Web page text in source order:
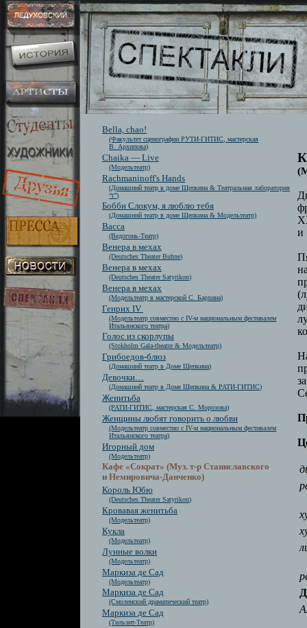
Bella, chao!
(Факультет сценографии РУТИ-ГИТИС, мастерская
В. Архипова)
Chaika — Live
(Модельтеатр)
Rachmaninoff's Hands
(Домашний театр в доме Щепкина & Театральная лаборатория
“t”)
Бобби Слокум, я люблю тебя
(Домашний театр в доме Щепкина & Модельтеатр)
Васса
(Ведогонь-Театр)
Венера в мехах
(Deutsches Theater Buhne)
Венера в мехах
(Deutsches Theater Satyrikon)
Венера в мехах
(Модельтеатр в мастерской С. Бархина)
Генрих IV
(Модельтеатр совместно с IV-м национальным фестивалем
Итальянского театра)
Голос из скорлупы
(Stokholm Gala-theatre & Модельтеатр)
Грибоедов-блюз
(Домашний театр в Доме Щепкина)
Девочки…
(Домашний театр в Доме Щепкина & РАТИ-ГИТИС)
Женитьба
(РАТИ-ГИТИС, мастерская С. Морозова)
Женщины любят говорить о любви
(Модельтеатр совместно с IV-м национальным фестивалем
Итальянского театра)
Игорный дом
(Модельтеатр)
Кафе «Сократ» (Муз. т-р Станиславского
и Немировича-Данченко)
Король Юбю
(Deutsches Theater Satyrikon)
Кровавая женитьба
(Модельтеатр)
Кукла
(Модельтеатр)
Лунные волки
(Модельтеатр)
Маркиза де Сад
(Модельтеатр)
Маркиза де Сад
(Смоленский драматический театр)
Маркиза де Сад
(Тильзит-Театр)
и